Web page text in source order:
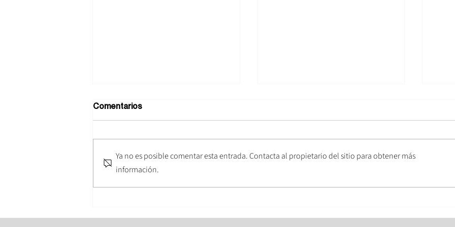
Comentarios
Ya no es posible comentar esta entrada. Contacta al propietario del sitio para obtener más
información.